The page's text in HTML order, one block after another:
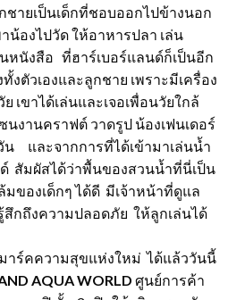
ชายเป็นเด็กที่ชอบออกไปข้างนอก
น้องไปวัด ให้อาหารปลา เล่น
หนังสือ ที่ฮาร์เบอร์แลนด์ก็เป็นอีก
ตัวเองและลูกชาย เพราะมีเครื่อง
เขาได้เล่นและเจอเพื่อนวัยใกล้
นงานคราฟต์ วาดรูป น้องเฟนเดอร์
น และจากการที่ได้เข้ามาเล่นน้ำ
สัมผัสได้ว่าพื้นของสวนน้ำที่นี่เป็น
ของเด็กๆ ได้ดี มีเจ้าหน้าที่ดูแล
สึกถึงความปลอดภัย ให้ลูกเล่นได้
าร์คความสุขแห่งใหม่ ได้แล้ววันนี้
AQUA WORLD ศูนย์การค้า